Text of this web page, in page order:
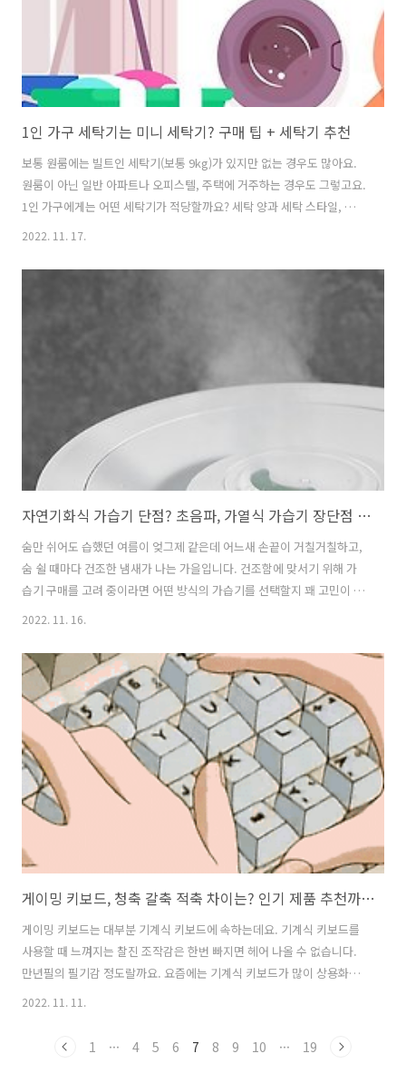
1인 가구 세탁기는 미니 세탁기? 구매 팁 + 세탁기 추천
보통 원룸에는 빌트인 세탁기(보통 9kg)가 있지만 없는 경우도 많아요.
원룸이 아닌 일반 아파트나 오피스텔, 주택에 거주하는 경우도 그렇고요.
1인 가구에게는 어떤 세탁기가 적당할까요? 세탁 양과 세탁 스타일, 생활
습관 등 고려할 것이 무척 많은 탓에 무조건 큰 게 좋다고 단언할 수 없다
가 편리할지 등을 고민 중이라면 홀라에서 간단히 정리해 드릴게요. 물론
정답이 있는 것은 아닙니다. 1인 가구 세탁기 가이드 1인 가구 세탁기 구
2022. 11. 17.
자연기화식 가습기 단점? 초음파, 가열식 가습기 장단점 비교!
숨만 쉬어도 습했던 여름이 엊그제 같은데 어느새 손끝이 거칠거칠하고,
숨 쉴 때마다 건조한 냄새가 나는 가을입니다. 건조함에 맞서기 위해 가
습기 구매를 고려 중이라면 어떤 방식의 가습기를 선택할지 꽤 고민이 되
특징 아마 가장 흔하면서 종류가 다양한 건 초음파식 가습기일 거예요.
초음파 가습기는 프리미엄급 제품부터 보급형 제품까지 다양한 라인업
이 있으며, 대체로 가습량이 풍부해 뭉게뭉게 수증기가 피어오르는 등 만
족도가 높은 제품입니다. 또한 전력 소모도 적은 편인지라 가정에서도 많
이 사용하죠. 하지만 초음파 가습기는 요즘처럼 추운 계절에 사용할 경우
실내 온도를 낮추는..
2022. 11. 16.
게이밍 키보드, 청축 갈축 적축 차이는? 인기 제품 추천까지!
게이밍 키보드는 대부분 기계식 키보드에 속하는데요. 기계식 키보드를
사용할 때 느껴지는 찰진 조작감은 한번 빠지면 헤어 나올 수 없습니다.
만년필의 필기감 정도랄까요. 요즘에는 기계식 키보드가 많이 상용화됐
지만 예전부터 프로게이머들은 꾸준히 기계식 키보드를 사용했다고 해
트 유저에게도 사랑 받는 이유입니다. 그런데 막상 구매하려고 보니, 청
2022. 11. 11.
1 ··· 4 5 6 7 8 9 10 ··· 19